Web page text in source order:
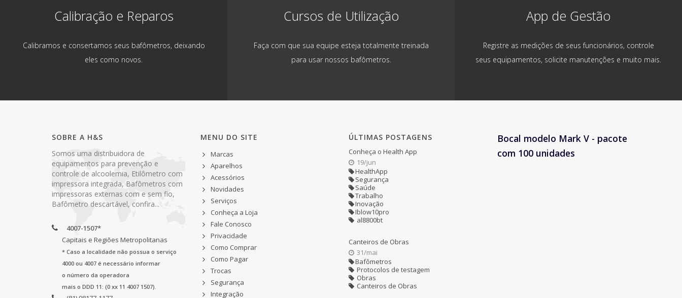
Calibração e Reparos
Calibramos e consertamos seus bafômetros, deixando
eles como novos.
Cursos de Utilização
Faça com que sua equipe esteja totalmente treinada
para usar nossos bafômetros.
App de Gestão
Registre as medições de seus funcionários, controle
seus equipamentos, solicite manutenções e muito mais.
SOBRE A H&S
Somos uma distribuidora de
equipamentos para prevenção e
controle de alcoolemia, Etilômetro com
impressora integrada, Bafômetros com
impressoras externas com e sem fio,
Bafômetro descartável, confira...
4007-1507*
Capitais e Regiões Metropolitanas
* Caso a localidade não possua o serviço
4000 ou 4007 é necessário informar
o número da operadora
mais o DDD 11: (0 xx 11 4007 1507).
MENU DO SITE
Marcas
Aparelhos
Acessórios
Novidades
Serviços
Conheça a Loja
Fale Conosco
Privacidade
Como Comprar
Como Pagar
Trocas
Segurança
Integração
ÚLTIMAS POSTAGENS
Conheça o Health App
19/jun
HealthApp
Segurança
Saúde
Trabalho
Inovação
Iblow10pro
al8800bt
Canteiros de Obras
31/mai
Bafômetros
Protocolos de testagem
Obras
Canteiros de Obras
Bocal modelo Mark V - pacote
com 100 unidades